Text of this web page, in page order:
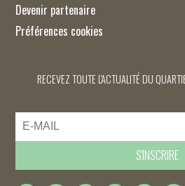
Devenir partenaire
Préférences cookies
RECEVEZ TOUTE L'ACTUALITÉ DU